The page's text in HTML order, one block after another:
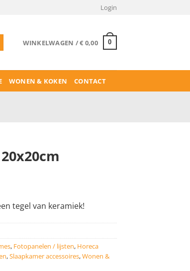
Login
WINKELWAGEN /€ 0,00 0
WONEN & KOKEN CONTACT
tegel van keramiek!
, Fotopanelen / lijsten, Horeca
,Slaapkamer accessoires,Wonen &